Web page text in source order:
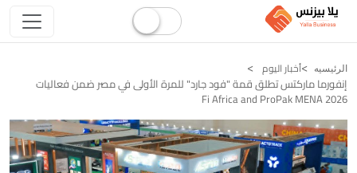
الرئيسيه أخبار اليوم
إنفورما ماركتس تطلق قمة "فود جارد" للمرة الأولى في مصر ضمن فعاليات
Fi Africa and ProPak MENA 2026